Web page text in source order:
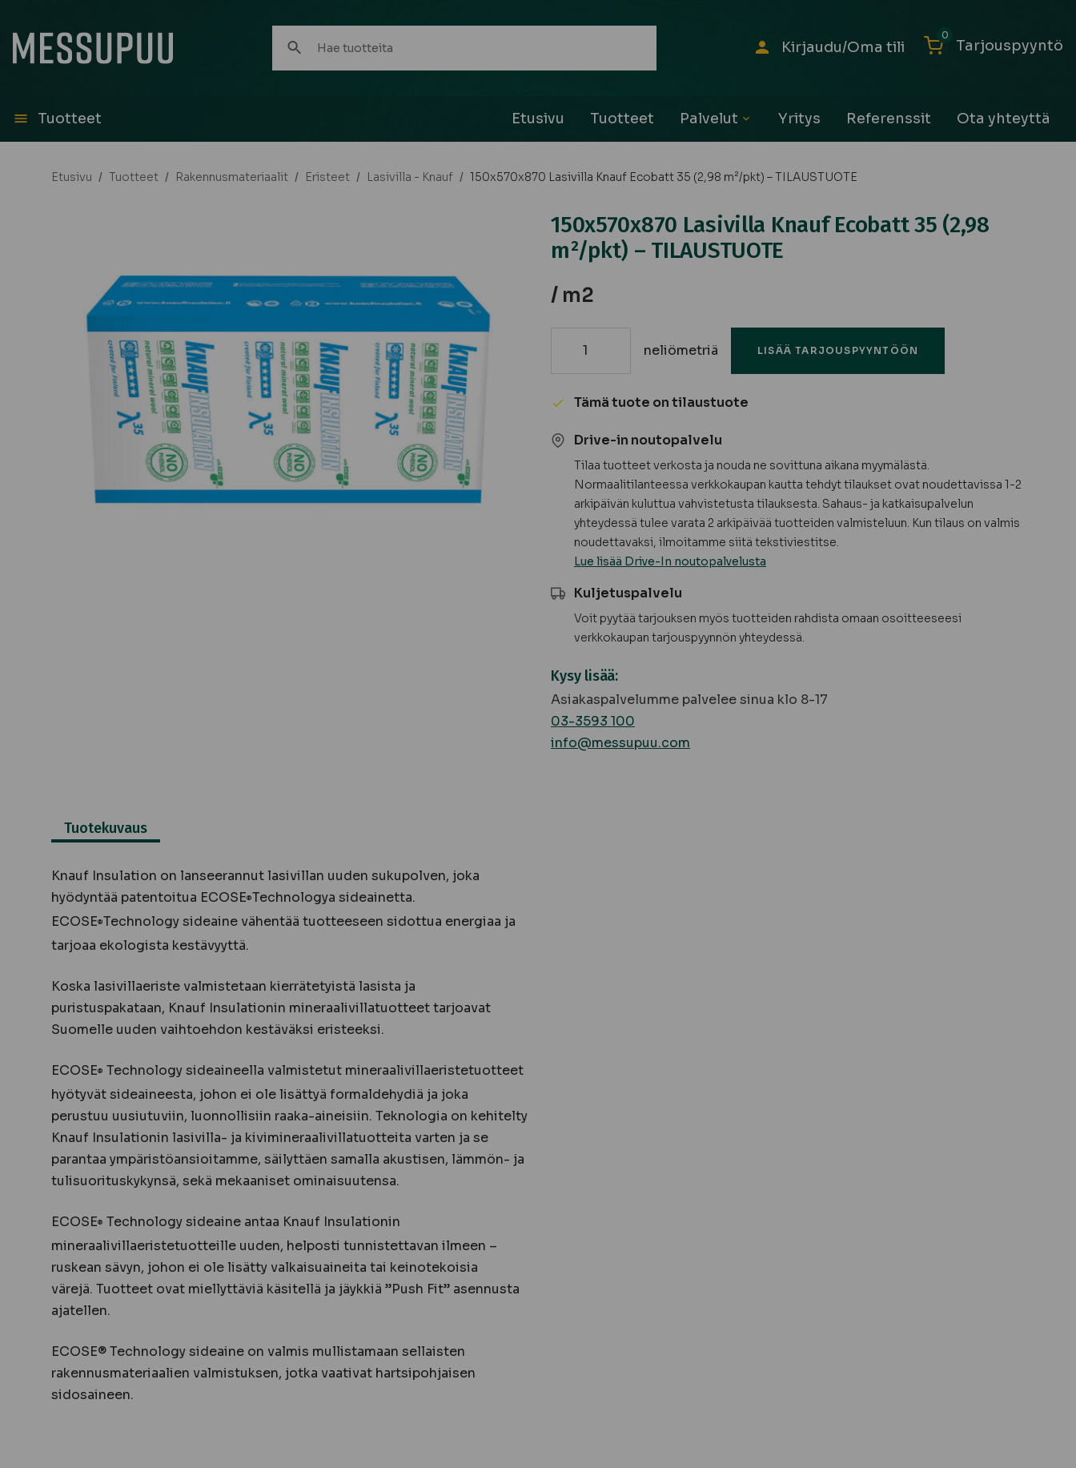
tuotteita:
Kirjaudu/Oma tili Tarjouspyyntö
0
Tuotteet Etusivu Tuotteet Palvelut Yritys Referenssit Ota yhteyttä
Etusivu / Tuotteet / Rakennusmateriaalit / Eristeet / Lasivilla - Knauf / 150x570x870 Lasivilla Knauf Ecobatt 35 (2,98 m²/pkt) – TILAUSTUOTE
150x570x870 Lasivilla Knauf Ecobatt 35 (2,98
m²/pkt) – TILAUSTUOTE
/ m2
150x570x870
Knauf
35
m²/pkt)
TILAUSTUOTE
määrä
neliömetriä LISÄÄ TARJOUSPYYNTÖÖN
Tämä tuote on tilaustuote
Drive-in noutopalvelu
Tilaa tuotteet verkosta ja nouda ne sovittuna aikana myymälästä.
Normaalitilanteessa verkkokaupan kautta tehdyt tilaukset ovat noudettavissa 1-2
arkipäivän kuluttua vahvistetusta tilauksesta. Sahaus- ja katkaisupalvelun
yhteydessä tulee varata 2 arkipäivää tuotteiden valmisteluun. Kun tilaus on valmis
noudettavaksi, ilmoitamme siitä tekstiviestitse.
Lue lisää Drive-In noutopalvelusta
Kuljetuspalvelu
Voit pyytää tarjouksen myös tuotteiden rahdista omaan osoitteeseesi
verkkokaupan tarjouspyynnön yhteydessä.
Kysy lisää:
Asiakaspalvelumme palvelee sinua klo 8-17
03-3593 100
info@messupuu.com
Tuotekuvaus
Knauf Insulation on lanseerannut lasivillan uuden sukupolven, joka
hyödyntää patentoitua ECOSE®Technologya sideainetta.
ECOSE®Technology sideaine vähentää tuotteeseen sidottua energiaa ja
tarjoaa ekologista kestävyyttä.
Koska lasivillaeriste valmistetaan kierrätetyistä lasista ja
puristuspakataan, Knauf Insulationin mineraalivillatuotteet tarjoavat
Suomelle uuden vaihtoehdon kestäväksi eristeeksi.
ECOSE® Technology sideaineella valmistetut mineraalivillaeristetuotteet
hyötyvät sideaineesta, johon ei ole lisättyä formaldehydiä ja joka
perustuu uusiutuviin, luonnollisiin raaka-aineisiin. Teknologia on kehitelty
Knauf Insulationin lasivilla- ja kivimineraalivillatuotteita varten ja se
parantaa ympäristöansioitamme, säilyttäen samalla akustisen, lämmön- ja
tulisuorituskykynsä, sekä mekaaniset ominaisuutensa.
ECOSE® Technology sideaine antaa Knauf Insulationin
mineraalivillaeristetuotteille uuden, helposti tunnistettavan ilmeen –
ruskean sävyn, johon ei ole lisätty valkaisuaineita tai keinotekoisia
värejä. Tuotteet ovat miellyttäviä käsitellä ja jäykkiä ”Push Fit” asennusta
ajatellen.
ECOSE® Technology sideaine on valmis mullistamaan sellaisten
rakennusmateriaalien valmistuksen, jotka vaativat hartsipohjaisen
sidosaineen.